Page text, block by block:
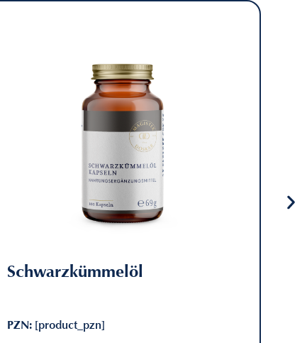
Schwarzkümmelöl
PZN: [product_pzn]